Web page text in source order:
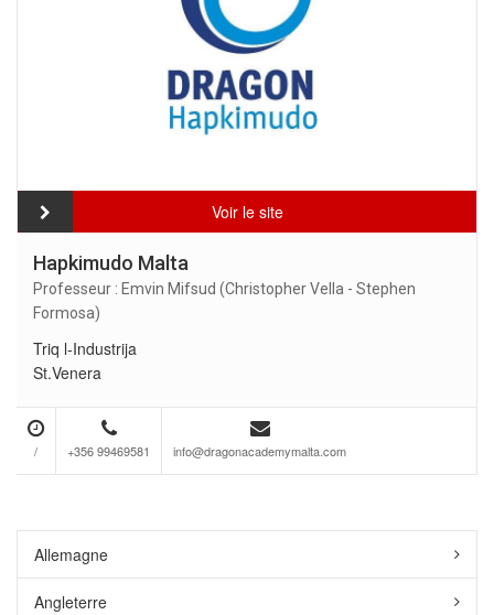
Voir le site
Hapkimudo Malta
Professeur : Emvin Mifsud (Christopher Vella - Stephen
Formosa)
Triq l-Industrija
St.Venera
/ +356 99469581 info@dragonacademymalta.com
Allemagne
Angleterre